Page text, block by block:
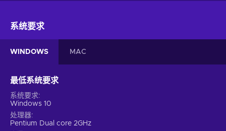
系统要求
WINDOWS MAC
最低系统要求
系统要求
Windows 10
处理器
Pentium Dual core 2GHz